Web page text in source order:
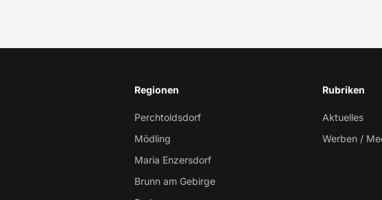
Regionen
Perchtoldsdorf
Mödling
Maria Enzersdorf
Brunn am Gebirge
Rubriken
Aktuelles
Werben /